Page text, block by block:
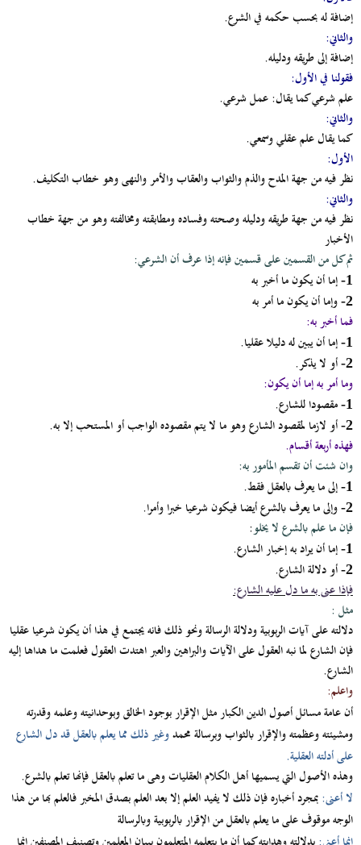
إضافة له بحسب حكمه في الشرع.
والثاني:
إضافة إلى طريقه ودليله.
فقولنا في الأول:
علم شرعي كما يقال: عمل شرعي.
والثاني:
كما يقال علم عقلي وسمعي.
الأول:
نظر فيه من جهة المدح والذم والثواب والعقاب والأمر والنهى وهو خطاب التكليف.
والثاني:
نظر فيه من جهة طريقه ودليله وصحته وفساده ومطابقته ومخالفته وهو من جهة خطاب
الأخبار
ثم كل من القسمين على قسمين فإنه إذا عرف أن الشرعي:
1- إما أن يكون ما أخبر به
2- وإما أن يكون ما أمر به
فما أخبر به:
1- إما أن يبين له دليلا عقليا.
2- أو لا يذكر.
وما أمر به إما أن يكون:
1- مقصودا للشارع.
2- أو لازما لمقصود الشارع وهو ما لا يتم مقصوده الواجب أو المستحب إلا به.
فهذه أربعة أقسام.
وان شئت أن تقسم المأمور به:
1- إلى ما يعرف بالعقل فقط.
2- وإلى ما يعرف بالشرع أيضا فيكون شرعيا خبرا وأمرا.
فإن ما علم بالشرع لا يخلو:
1- إما أن يراد به إخبار الشارع.
2- أو دلالة الشارع.
فإذا عنى به ما دل عليه الشارع:
مثل :
دلالته على آيات الربوبية ودلالة الرسالة ونحو ذلك فانه يجتمع في هذا أن يكون شرعيا عقليا
فإن الشارع لما نبه العقول على الآيات والبراهين والعبر اهتدت العقول فعلمت ما هداها إليه
الشارع.
واعلم:
أن عامة مسائل أصول الدين الكبار مثل الإقرار بوجود الخالق وبوحدانيته وعلمه وقدرته
ومشيئته وعظمته والإقرار بالثواب وبرسالة محمدوغير ذلك مما يعلم بالعقل قد دل الشارع
على أدلته العقلية.
وهذه الأصول التي يسميها أهل الكلام العقليات وهى ما تعلم بالعقل فإنها تعلم بالشرع.
لا أعنى:بمجرد أخباره فإن ذلك لا يفيد العلم إلا بعد العلم بصدق المخبر فالعلم بها من هذا
الوجه موقوف على ما يعلم بالعقل من الإقرار بالربوبية وبالرسالة